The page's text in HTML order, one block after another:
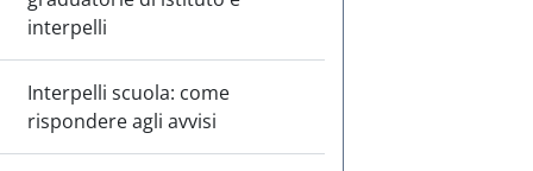
interpelli
Interpelli scuola: come
rispondere agli avvisi